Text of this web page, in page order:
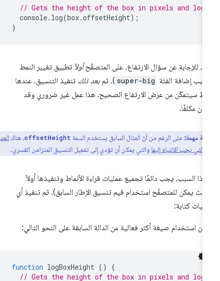
// Gets the height of the box in pixels and
console.log(box.offsetHeight
للإجابة عن سؤال الارتفاع، على المتصفّحأولاًتطبيق تغيير النمط
إضافة الفئة super-big )، ثمبعد ذلك تنفيذ التنسيق. عندها
سيتمكّن من عرض الارتفاع الصحيح. هذا عمل غير ضروري وقد
مكلفًا.
مهمة:على الرغم من أنّ المثال السابق يستخدم السمةoffsetHeight، هناك العديد
يجب الانتباه إليهاوالتي يمكن أن تؤدي إلى تفعيل التنسيق المتزامن القسري.
السبب، يجب دائمًا تجميع عمليات قراءة الأنماط وتنفيذها أولاً
يمكن للمتصفّح استخدام قيم تنسيق الإطار السابق)، ثم تنفيذ أي
كتابة:
استخدام صيغة أكثر فعالية من الدالة السابقة على النحو التالي:
function logBoxHeight ()
// Gets the height of the box in pixels and